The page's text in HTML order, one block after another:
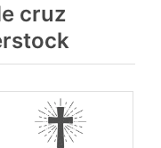
cruz